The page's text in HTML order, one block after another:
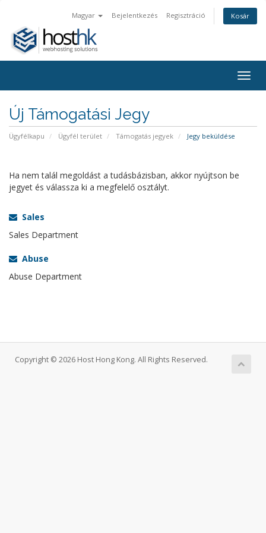
Magyar Bejelentkezés Regisztráció Kosár
Új Támogatási Jegy
Ügyfélkapu Ügyfél terület Támogatás jegyek Jegy beküldése
Ha nem talál megoldást a tudásbázisban, akkor nyújtson be
jegyet és válassza ki a megfelelő osztályt.
Sales
Sales Department
Abuse
Abuse Department
Copyright © 2026 Host Hong Kong. All Rights Reserved.